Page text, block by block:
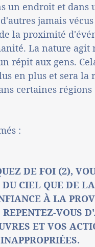
un endroit et dans
jamais
la proximité
La nature agit
répit aux gens.
en plus et sera la
certaines régions
:
DE FOI (2),
DU CIEL QUE DE
À LA
VOUS
ET VOS
INAPPROPRIÉES.